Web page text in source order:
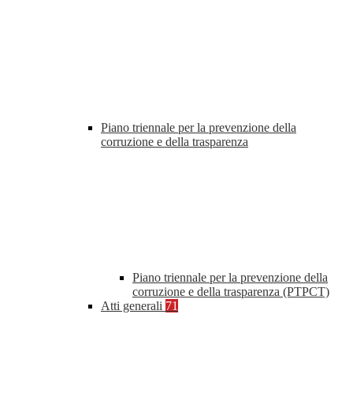
Piano triennale per la prevenzione della
corruzione e della trasparenza
Piano triennale per la prevenzione della
corruzione e della trasparenza (PTPCT)
Atti generali 71